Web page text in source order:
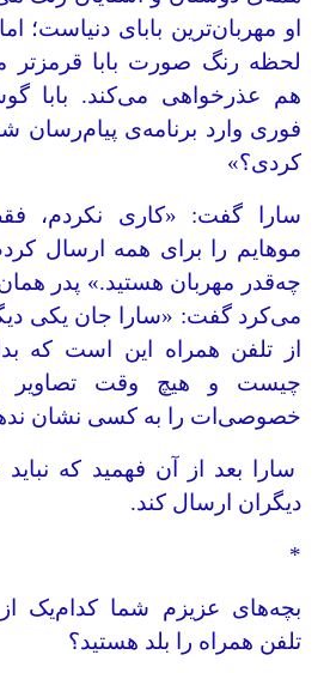
او مهربان‌ترین بابای دنیاست؛
لحظه رنگ صورت بابا
هم عذرخواهی می‌کند. بابا
فوری وارد برنامه‌ی
کردی؟»
سارا گفت: «کاری نکردم،
موهایم را برای همه ارسال
چه‌قدر مهربان هستید.» پدر
می‌کرد گفت: «سارا جان یکی
از تلفن همراه این است که
چیست و هیچ وقت تصاویر
خصوصی‌ات را به کسی نشان
سارا بعد از آن فهمید که
دیگران ارسال کند.
*
بچه‌های عزیزم شما کدام‌یک از
تلفن همراه را بلد هستید؟